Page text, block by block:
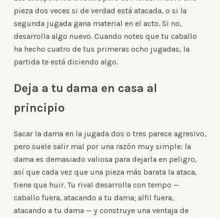
pieza dos veces si de verdad está atacada, o si la
segunda jugada gana material en el acto. Si no,
desarrolla algo nuevo. Cuando notes que tu caballo
ha hecho cuatro de tus primeras ocho jugadas, la
partida te está diciendo algo.
Deja a tu dama en casa al
principio
Sacar la dama en la jugada dos o tres parece agresivo,
pero suele salir mal por una razón muy simple: la
dama es demasiado valiosa para dejarla en peligro,
así que cada vez que una pieza más barata la ataca,
tiene que huir. Tu rival desarrolla con tempo —
caballo fuera, atacando a tu dama; alfil fuera,
atacando a tu dama — y construye una ventaja de